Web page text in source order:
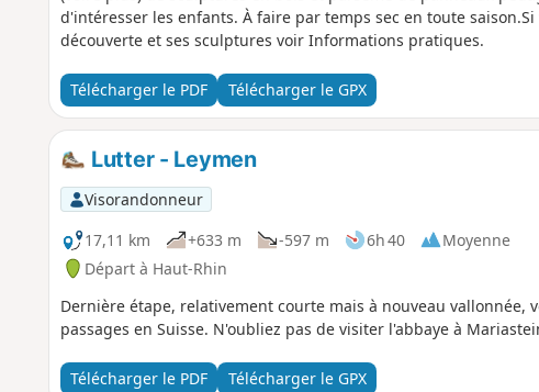
d'intéresser les enfants. À faire par temps sec en toute
découverte et ses sculptures voir Informations pratiques.
Télécharger le PDF Télécharger le GPX
Lutter - Leymen
Visorandonneur
17,11 km
+633 m -597 m 6h 40
Moyenne
Départ à Haut-Rhin
Dernière étape, relativement courte mais à nouveau vallonnée,
passages en Suisse. N'oubliez pas de visiter l'abbaye à
Télécharger le PDF Télécharger le GPX